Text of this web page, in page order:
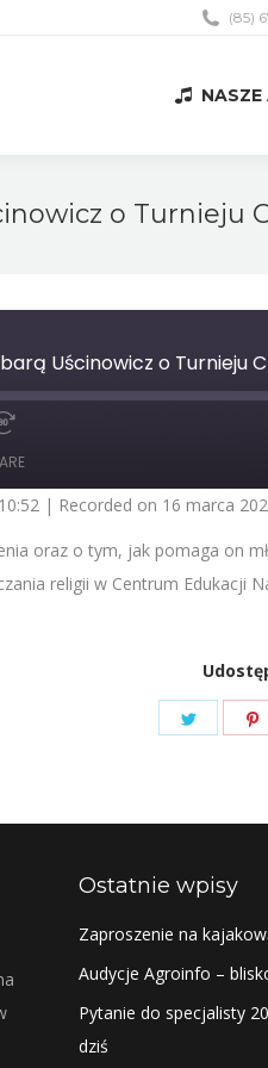
(85)
NASZE
o Turnieju
Uścinowicz o Turnieju
Fast
30
seconds
| Recorded on 16 marca
oraz o tym, jak pomaga on
religii w Centrum Edukacji
Share
Ostatnie wpisy
Zaproszenie na
Audycje Agroinfo –
Pytanie do specjalisty
dziś